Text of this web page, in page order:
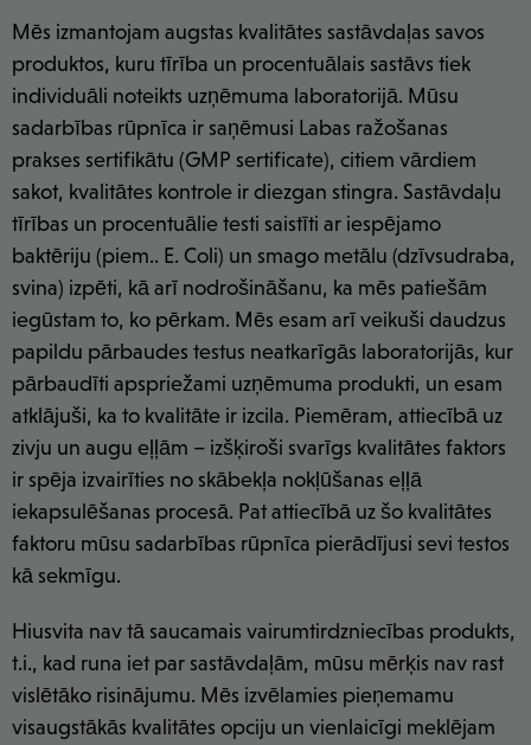
Mēs izmantojam augstas kvalitātes sastāvdaļas savos
produktos, kuru tīrība un procentuālais sastāvs tiek
individuāli noteikts uzņēmuma laboratorijā. Mūsu
sadarbības rūpnīca ir saņēmusi Labas ražošanas
prakses sertifikātu (GMP sertificate), citiem vārdiem
sakot, kvalitātes kontrole ir diezgan stingra. Sastāvdaļu
tīrības un procentuālie testi saistīti ar iespējamo
baktēriju (piem.. E. Coli) un smago metālu (dzīvsudraba,
svina) izpēti, kā arī nodrošināšanu, ka mēs patiešām
iegūstam to, ko pērkam. Mēs esam arī veikuši daudzus
papildu pārbaudes testus neatkarīgās laboratorijās, kur
pārbaudīti apspriežami uzņēmuma produkti, un esam
atklājuši, ka to kvalitāte ir izcila. Piemēram, attiecībā uz
zivju un augu eļļām – izšķiroši svarīgs kvalitātes faktors
ir spēja izvairīties no skābekļa nokļūšanas eļļā
iekapsulēšanas procesā. Pat attiecībā uz šo kvalitātes
faktoru mūsu sadarbības rūpnīca pierādījusi sevi testos
kā sekmīgu.
Hiusvita nav tā saucamais vairumtirdzniecības produkts,
t.i., kad runa iet par sastāvdaļām, mūsu mērķis nav rast
vislētāko risinājumu. Mēs izvēlamies pieņemamu
visaugstākās kvalitātes opciju un vienlaicīgi meklējam